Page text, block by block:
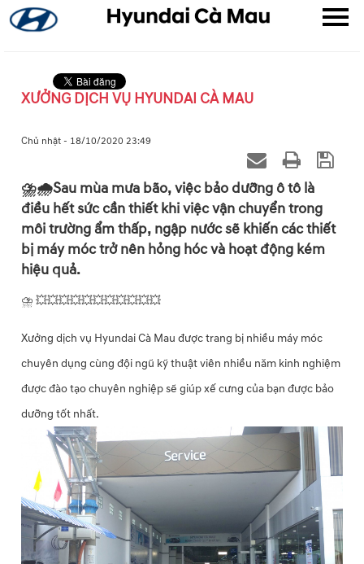
XƯỞNG DỊCH VỤ HYUNDAI CÀ MAU
Chủ nhật - 18/10/2020 23:49
⛈🌧Sau mùa mưa bão, việc bảo dưỡng ô tô là
điều hết sức cần thiết khi việc vận chuyển trong
môi trường ẩm thấp, ngập nước sẽ khiến các thiết
bị máy móc trở nên hỏng hóc và hoạt động kém
hiệu quả.
⛈ 💥💥💥💥💥💥💥💥💥💥💥
Xưởng dịch vụ Hyundai Cà Mau được trang bị nhiều máy móc
chuyên dụng cùng đội ngũ kỹ thuật viên nhiều năm kinh nghiệm
được đào tạo chuyên nghiệp sẽ giúp xế cưng của bạn được bảo
dưỡng tốt nhất.